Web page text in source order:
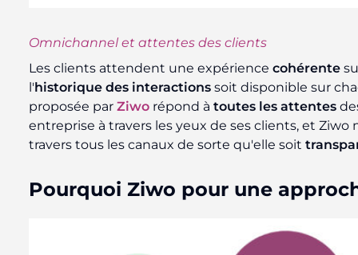
Omnichannel et attentes des clients
Les clients attendent une expérience cohérente
l'historique des interactions soit disponible sur
proposée par Ziwo répond à toutes les attentes
entreprise à travers les yeux de ses clients, et
travers tous les canaux de sorte qu'elle soit
Pourquoi Ziwo pour une